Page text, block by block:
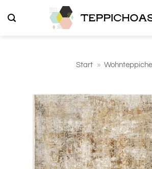
Inhalt
Start » Wohnteppiche